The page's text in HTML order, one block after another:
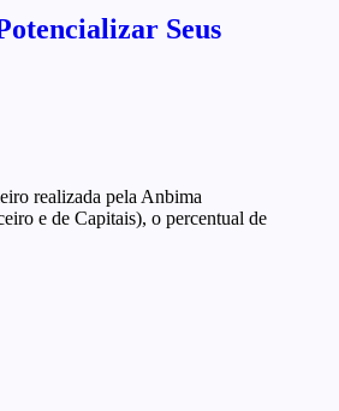
Seus
realizada pela Anbima
e de Capitais), o percentual de